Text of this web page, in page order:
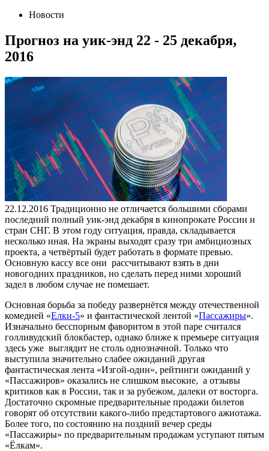
Новости
Прогноз на уик-энд 22 - 25 декабря,
2016
22.12.2016 Традиционно не отличается большими сборами
последний полный уик-энд декабря в кинопрокате России и
стран СНГ. В этом году ситуация, правда, складывается
несколько иная. На экраны выходят сразу три амбициозных
проекта, а четвёртый будет работать в формате превью.
Основную кассу все они рассчитывают взять в дни
новогодних праздников, но сделать перед ними хороший
задел в любом случае не помешает.
Основная борьба за победу развернётся между отечественной
комедией «Елки-5» и фантастической лентой «Пассажиры».
Изначально бесспорным фаворитом в этой паре считался
голливудский блокбастер, однако ближе к премьере ситуация
здесь уже выглядит не столь однозначной. Только что
выступила значительно слабее ожиданий другая
фантастическая лента «Изгой-один», рейтинги ожиданий у
«Пассажиров» оказались не слишком высокие, а отзывы
критиков как в России, так и за рубежом, далеки от восторга.
Достаточно скромные предварительные продажи билетов
говорят об отсутствии какого-либо предстартового ажиотажа.
Более того, по состоянию на поздний вечер среды
«Пассажиры» по предварительным продажам уступают пятым
«Ёлкам».